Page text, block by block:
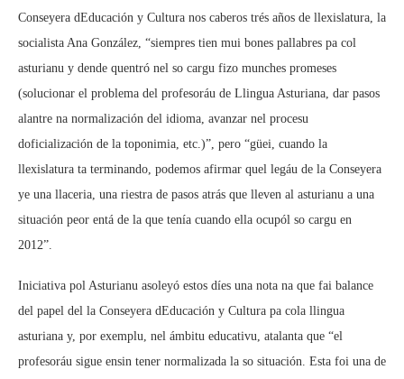
Conseyera dEducación y Cultura nos caberos trés años de llexislatura, la
socialista Ana González, “siempres tien mui bones pallabres pa col
asturianu y dende quentró nel so cargu fizo munches promeses
(solucionar el problema del profesoráu de Llingua Asturiana, dar pasos
alantre na normalización del idioma, avanzar nel procesu
doficialización de la toponimia, etc.)”, pero “güei, cuando la
llexislatura ta terminando, podemos afirmar quel legáu de la Conseyera
ye una llaceria, una riestra de pasos atrás que lleven al asturianu a una
situación peor entá de la que tenía cuando ella ocupól so cargu en
2012”.
Iniciativa pol Asturianu asoleyó estos díes una nota na que fai balance
del papel del la Conseyera dEducación y Cultura pa cola llingua
asturiana y, por exemplu, nel ámbitu educativu, atalanta que “el
profesoráu sigue ensin tener normalizada la so situación. Esta foi una de